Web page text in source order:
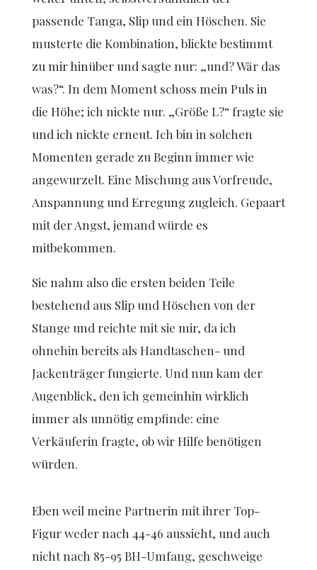
passende Tanga, Slip und ein Höschen. Sie
musterte die Kombination, blickte bestimmt
zu mir hinüber und sagte nur: „und? Wär das
was?“. In dem Moment schoss mein Puls in
die Höhe; ich nickte nur. „Größe L?“ fragte sie
und ich nickte erneut. Ich bin in solchen
Momenten gerade zu Beginn immer wie
angewurzelt. Eine Mischung aus Vorfreude,
Anspannung und Erregung zugleich. Gepaart
mit der Angst, jemand würde es
mitbekommen.
Sie nahm also die ersten beiden Teile
bestehend aus Slip und Höschen von der
Stange und reichte mit sie mir, da ich
ohnehin bereits als Handtaschen- und
Jackenträger fungierte. Und nun kam der
Augenblick, den ich gemeinhin wirklich
immer als unnötig empfinde: eine
Verkäuferin fragte, ob wir Hilfe benötigen
würden.
Eben weil meine Partnerin mit ihrer Top-
Figur weder nach 44-46 aussieht, und auch
nicht nach 85-95 BH-Umfang, geschweige